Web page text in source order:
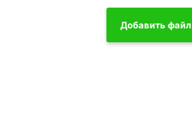
Добавить файл